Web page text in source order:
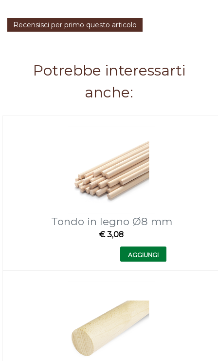
Recensisci per primo questo articolo
Potrebbe interessarti
anche:
Tondo in legno Ø8 mm
€ 3,08
Quantità
AGGIUNGI